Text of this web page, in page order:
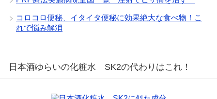
コロコロ便秘、イタイタ便秘に効果絶大な食べ物！こ
れで悩み解消
日本酒ゆらいの化粧水 SK2の代わりはこれ！